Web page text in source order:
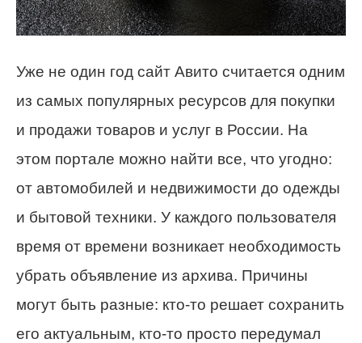
Уже не один год сайт Авито считается одним
из самых популярных ресурсов для покупки
и продажи товаров и услуг в России. На
этом портале можно найти все, что угодно:
от автомобилей и недвижимости до одежды
и бытовой техники. У каждого пользователя
время от времени возникает необходимость
убрать объявление из архива. Причины
могут быть разные: кто-то решает сохранить
его актуальным, кто-то просто передумал